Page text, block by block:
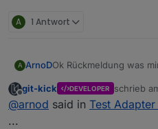
A 1 Antwort
A ArnoDOk Rückmeldung was
BAT:
Bat#0 Anzeige und
Offline
git-kick DEVELOPER schrieb
zuletzt
@arnod said in Test
...